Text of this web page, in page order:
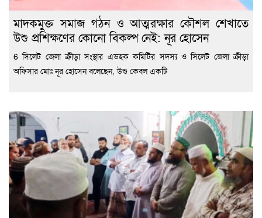
মাদকমুক্ত সমাজ গঠন ও আত্মরক্ষার কৌশল শেখাতে
উশু প্রশিক্ষণের কোনো বিকল্প নেই: নূর হোসেন
6 সিলেট জেলা ক্রীড়া সংস্থার এডহক কমিটির সদস্য ও সিলেট জেলা ক্রীড়া
অফিসার মোঃ নূর হোসেন বলেছেন, উশু কেবল একটি